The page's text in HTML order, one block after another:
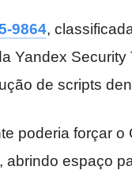
9864,
Yandex Security
de scripts
poderia forçar o
abrindo espaço